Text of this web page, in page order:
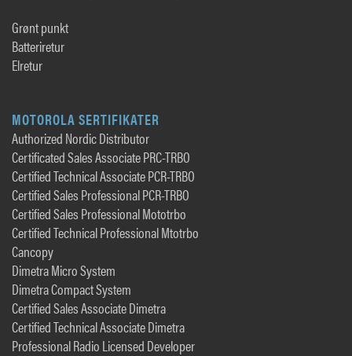
Grønt punkt
Batteriretur
Elretur
MOTOROLA SERTIFIKATER
Authorized Nordic Distributor
Certificated Sales Associate PRC-TRBO
Certified Technical Associate PCR-TRBO
Certified Sales Professional PCR-TRBO
Certified Sales Professional Mototrbo
Certified Technical Professional Mtotrbo
Cancopy
Dimetra Micro System
Dimetra Compact System
Certified Sales Associate Dimetra
Certified Technical Associate Dimetra
Professional Radio Licensed Developer